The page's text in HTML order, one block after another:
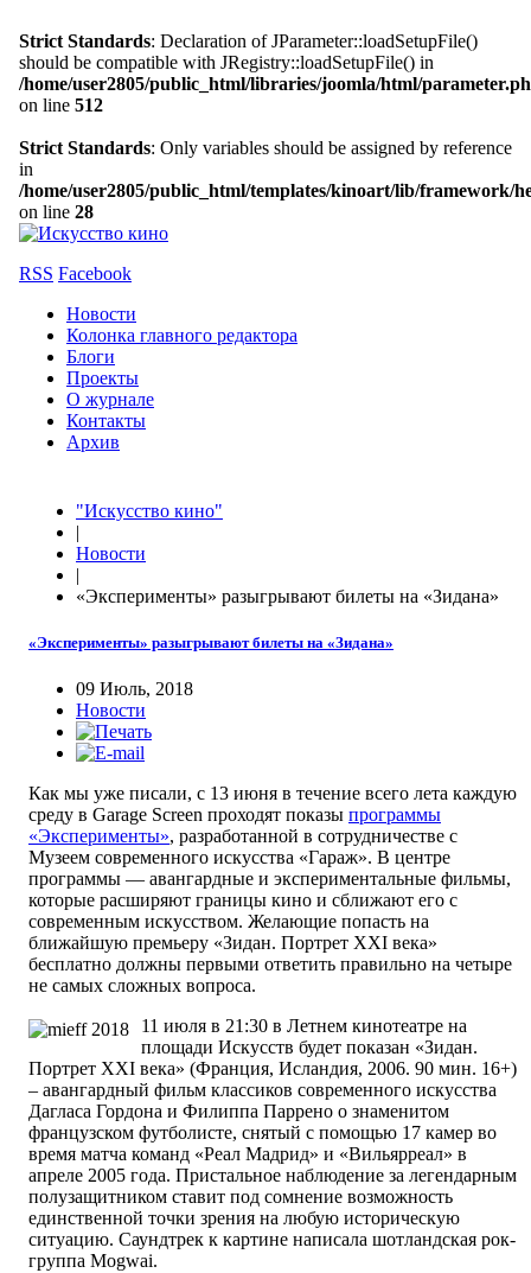
Strict Standards: Declaration of JParameter::loadSetupFile()
should be compatible with JRegistry::loadSetupFile() in
/home/user2805/public_html/libraries/joomla/html/
on line 512
Strict Standards: Only variables should be assigned by reference
in
/home/user2805/public_html/templates/kinoart/lib/framework/
on line 28
RSS Facebook
Новости
Колонка главного редактора
Блоги
Проекты
О журнале
Контакты
Архив
"Искусство кино"
|
Новости
|
«Эксперименты» разыгрывают билеты на «Зидана»
«Эксперименты» разыгрывают билеты на «Зидана»
09 Июль, 2018
Новости
Как мы уже писали, с 13 июня в течение всего лета каждую
среду в Garage Screen проходят показы программы
«Эксперименты», разработанной в сотрудничестве с
Музеем современного искусства «Гараж». В центре
программы — авангардные и экспериментальные фильмы,
которые расширяют границы кино и сближают его с
современным искусством. Желающие попасть на
ближайшую премьеру «Зидан. Портрет XXI века»
бесплатно должны первыми ответить правильно на четыре
не самых сложных вопроса.
11 июля в 21:30 в Летнем кинотеатре на
площади Искусств будет показан «Зидан.
Портрет XXI века» (Франция, Исландия, 2006. 90 мин. 16+)
– авангардный фильм классиков современного искусства
Дагласа Гордона и Филиппа Паррено о знаменитом
французском футболисте, снятый с помощью 17 камер во
время матча команд «Реал Мадрид» и «Вильярреал» в
апреле 2005 года. Пристальное наблюдение за легендарным
полузащитником ставит под сомнение возможность
единственной точки зрения на любую историческую
ситуацию. Саундтрек к картине написала шотландская рок-
группа Mogwai.